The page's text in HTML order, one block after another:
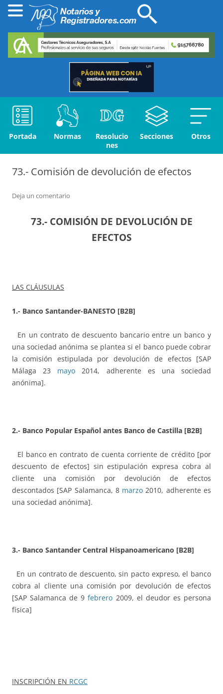
Portada Normas
Resolucio
nes
Secciones Otros
73.- Comisión de devolución de efectos
Deja un comentario
73.- COMISIÓN DE DEVOLUCIÓN DE
EFECTOS
LAS CLÁUSULAS
1.- Banco Santander-BANESTO [B2B]
En un contrato de descuento bancario entre un banco y
una sociedad anónima se plantea si el banco puede cobrar
la comisión estipulada por devolución de efectos [SAP
Málaga 23 mayo 2014, adherente es una sociedad
anónima].
2.- Banco Popular Español antes Banco de Castilla [B2B]
El banco en contrato de cuenta corriente de crédito [por
descuento de efectos] sin estipulación expresa cobra al
cliente una comisión por devolución de efectos
descontados [SAP Salamanca, 8 marzo 2010, adherente es
una sociedad anónima].
3.- Banco Santander Central Hispanoamericano [B2B]
En un contrato de descuento, sin pacto expreso, el banco
cobra al cliente una comisión por devolución de efectos
[SAP Salamanca de 9febrero 2009, el deudor es persona
física]
INSCRIPCIÓN EN RCGC